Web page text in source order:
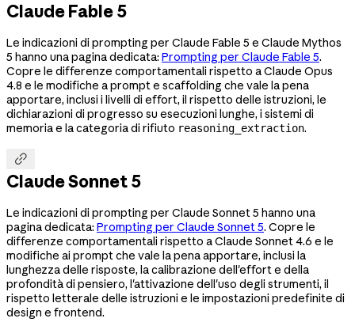
Claude Fable 5
Le indicazioni di prompting per Claude Fable 5 e Claude Mythos
5 hanno una pagina dedicata: Prompting per Claude Fable 5.
Copre le differenze comportamentali rispetto a Claude Opus
4.8 e le modifiche a prompt e scaffolding che vale la pena
apportare, inclusi i livelli di effort, il rispetto delle istruzioni, le
dichiarazioni di progresso su esecuzioni lunghe, i sistemi di
memoria e la categoria di rifiuto reasoning_extraction.

Claude Sonnet 5
Le indicazioni di prompting per Claude Sonnet 5 hanno una
pagina dedicata: Prompting per Claude Sonnet 5. Copre le
differenze comportamentali rispetto a Claude Sonnet 4.6 e le
modifiche ai prompt che vale la pena apportare, inclusi la
lunghezza delle risposte, la calibrazione dell'effort e della
profondità di pensiero, l'attivazione dell'uso degli strumenti, il
rispetto letterale delle istruzioni e le impostazioni predefinite di
design e frontend.